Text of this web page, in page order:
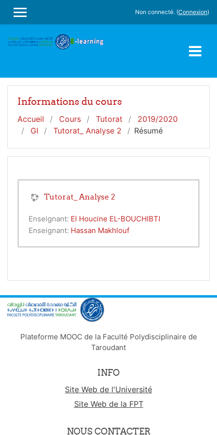
PANNEAU LATÉRAL
Non connecté. (Connexion)
Informations du cours
Accueil Cours Tutorat
2019/2020
GI
Tutorat_ Analyse 2 Résumé
Tutorat_ Analyse 2
Enseignant: El Houcine EL-BOUCHIBTI
Enseignant: Hassan Makhlouf
Plateforme MOOC de la Faculté Polydisciplinaire de
Taroudant
INFO
Site Web de l'Université
Site Web de la FPT
NOUS CONTACTER